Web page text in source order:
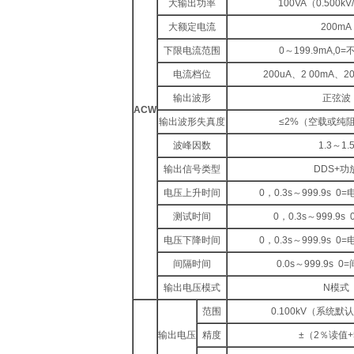
ACW
大输出功率 100VA（
大额定电流 200mA
下限电流范围 0～199.9mA,0=
电流档位 200uA、2 00mA、
输出波形 正弦波
输出波形失真度 ≤2%（空载或纯
波峰因数 1.3～1.5
输出信号类型 DDS+功
电压上升时间 0，0.3s～999.9s 0=
测试时间 0，0.3s～999.9s
电压下降时间 0，0.3s～999.9s 0=
间隔时间 0.0s～999.9s 0=
输出电压模式 N模式
输出电压
范围 0.100kV（系统默
精度 ±（2％读值